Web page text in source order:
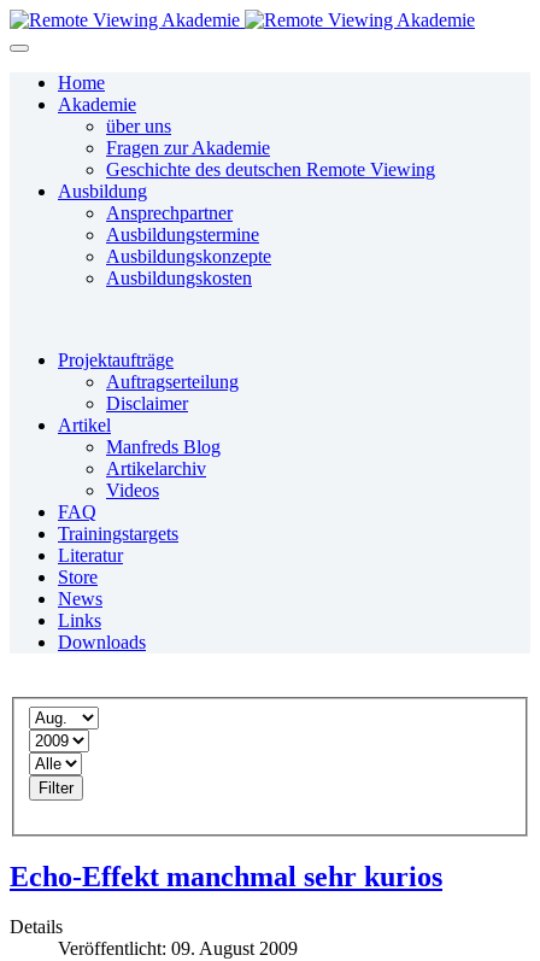
Home
Akademie
über uns
Fragen zur Akademie
Geschichte des deutschen Remote Viewing
Ausbildung
Ansprechpartner
Ausbildungstermine
Ausbildungskonzepte
Ausbildungskosten
Projektaufträge
Auftragserteilung
Disclaimer
Artikel
Manfreds Blog
Artikelarchiv
Videos
FAQ
Trainingstargets
Literatur
Store
News
Links
Downloads
Filter
Echo-Effekt manchmal sehr kurios
Details
Veröffentlicht: 09. August 2009